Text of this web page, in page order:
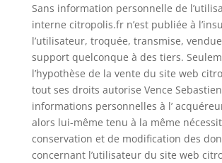
Sans information personnelle de
interne citropolis.fr n’est publiée à
l’utilisateur, troquée, transmise,
support quelconque à des tiers.
l’hypothèse de la vente du site web
tout ses droits autorise Vence
informations personnelles à l’
alors lui-même tenu à la même
conservation et de modification des
concernant l’utilisateur du site web